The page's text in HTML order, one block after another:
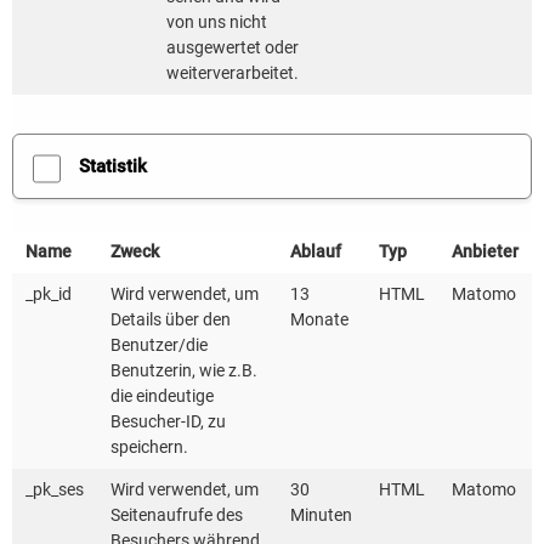
Unterstützung für unsere ambitionierte
Klimaschutzarbeit erhalten“, freut sich Landrat
Helmut Riegger. „Auf dem Weg in Richtung
Vorbild vorangehen. Denn wir sind alle in der Pflicht –
Treibhausgasemissionen enden nicht an
Die Förderung gilt für die nächsten drei Jahre. In
diesem Zeitraum sollen die Kommunen bereits
Aktivitäten und Maßnahmen aus den ambitionierten
Klimaschutzkonzepten umsetzen. Die KEA‑BW steht
Verfügung. Die Landesenergieagentur organisiert
von uns nicht
ausgewertet oder
weiterverarbeitet.
Statistik
Name Zweck Ablauf Typ Anbieter
_pk_id
Wird verwendet, um
Details über den
Benutzer/die
Benutzerin, wie z.B.
die eindeutige
Besucher-ID, zu
speichern.
13
Monate
HTML Matomo
_pk_ses
Wird verwendet, um
Seitenaufrufe des
30
Minuten
HTML Matomo